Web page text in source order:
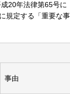
20年法律第65号に
規定する「重要な事
事由